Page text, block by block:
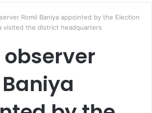
Romil Baniya appointed by the Election
visited the district headquarters
observer